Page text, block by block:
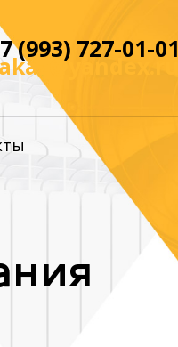
(993) 727-01-01